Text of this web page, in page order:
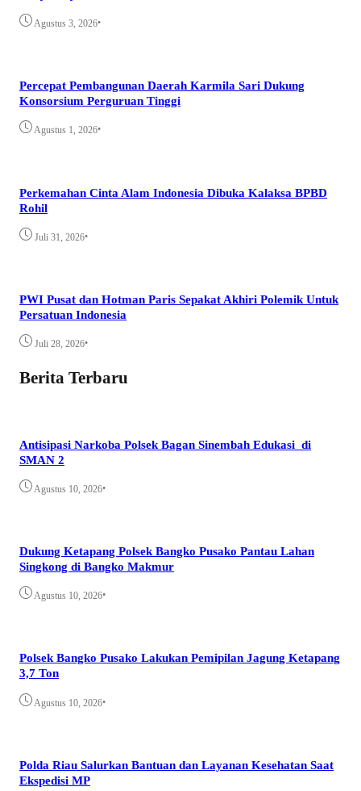
Agustus 3, 2026•
Percepat Pembangunan Daerah Karmila Sari Dukung
Konsorsium Perguruan Tinggi
Agustus 1, 2026•
Perkemahan Cinta Alam Indonesia Dibuka Kalaksa BPBD
Rohil
Juli 31, 2026•
PWI Pusat dan Hotman Paris Sepakat Akhiri Polemik Untuk
Persatuan Indonesia
Juli 28, 2026•
Berita Terbaru
Antisipasi Narkoba Polsek Bagan Sinembah Edukasi di
SMAN 2
Agustus 10, 2026•
Dukung Ketapang Polsek Bangko Pusako Pantau Lahan
Singkong di Bangko Makmur
Agustus 10, 2026•
Polsek Bangko Pusako Lakukan Pemipilan Jagung Ketapang
3,7 Ton
Agustus 10, 2026•
Polda Riau Salurkan Bantuan dan Layanan Kesehatan Saat
Ekspedisi MP